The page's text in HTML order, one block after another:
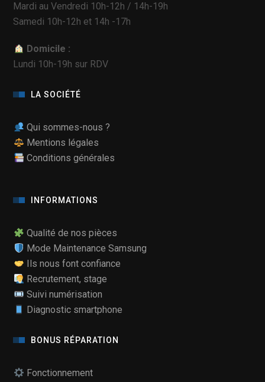
Mardi au Vendredi 10h-12h / 14h-19h
Samedi 10h-12h et 14h -17h
Domicile :
Lundi 10h-19h sur RDV
LA SOCIÉTÉ
Qui sommes-nous ?
Mentions légales
Conditions générales
INFORMATIONS
Qualité de nos pièces
Mode Maintenance Samsung
Ils nous font confiance
Recrutement, stage
Suivi numérisation
Diagnostic smartphone
BONUS RÉPARATION
Fonctionnement